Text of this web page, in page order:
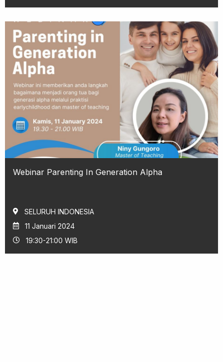
Webinar Parenting In Generation Alpha
SELURUH INDONESIA
11 Januari 2024
19:30-21:00 WIB